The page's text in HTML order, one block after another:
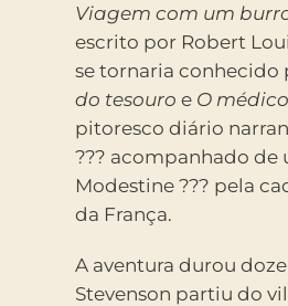
Viagem com um
escrito por Robert
se tornaria conhecido
do tesouro e O
pitoresco diário
??? acompanhado de
Modestine ??? pela
da França.
A aventura durou
Stevenson partiu do